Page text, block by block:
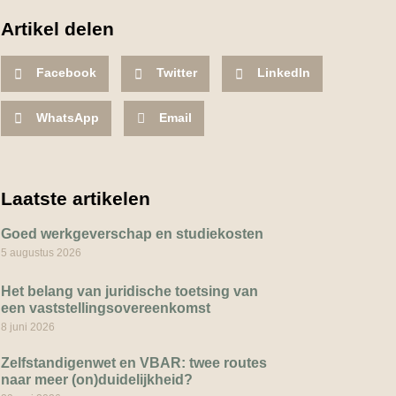
Artikel delen
Facebook Twitter LinkedIn
WhatsApp Email
Laatste artikelen
Goed werkgeverschap en studiekosten
5 augustus 2026
Het belang van juridische toetsing van
een vaststellingsovereenkomst
8 juni 2026
Zelfstandigenwet en VBAR: twee routes
naar meer (on)duidelijkheid?